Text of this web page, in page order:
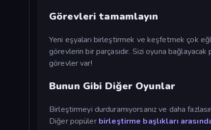
Görevleri tamamlayın
Yeni eşyaları birleştirmek ve keşfetmek çok
görevlerin bir parçasıdır. Sizi oyuna
görevler var!
Bunun Gibi Diğer Oyunlar
Birleştirmeyi durduramıyorsanız ve daha
Diğer popüler birleştirme başlıkları